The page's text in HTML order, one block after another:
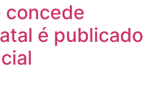
concede
é publicado